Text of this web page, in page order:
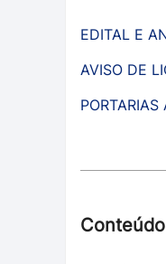
EDITAL E
AVISO DE